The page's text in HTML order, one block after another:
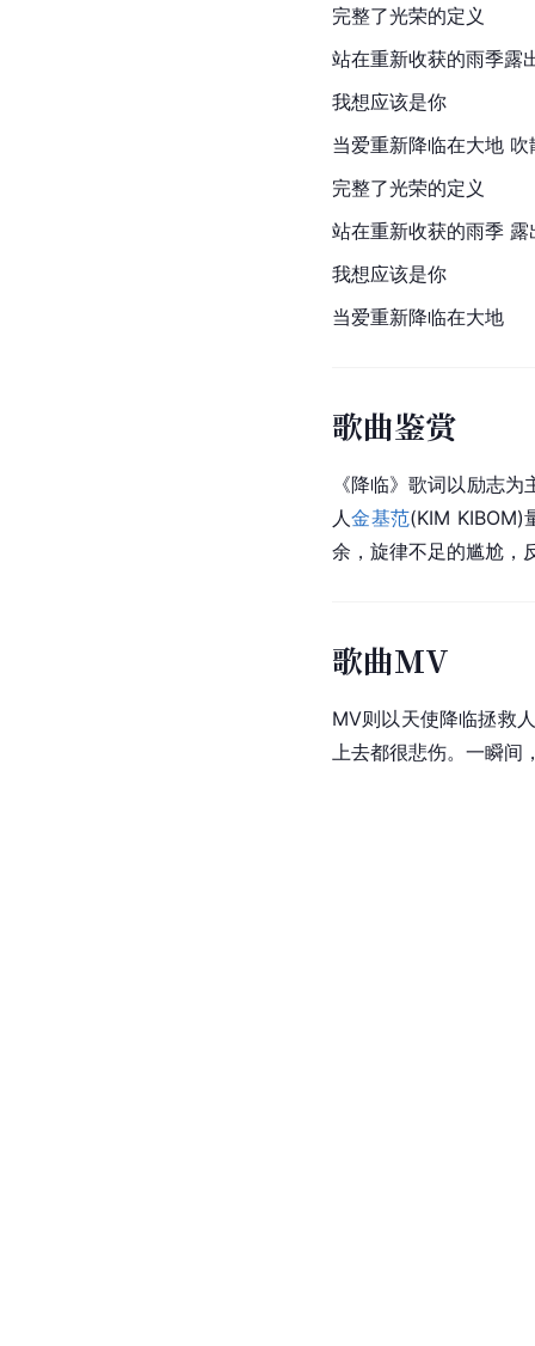
完整了光荣的定义
站在重新收获的雨季露
我想应该是你
当爱重新降临在大地
完整了光荣的定义
站在重新收获的雨季
我想应该是你
当爱重新降临在大地
歌曲鉴赏
《降临》歌词以励志
人金基范(KIM
余，旋律不足的尴尬，
歌曲MV
MV则以天使降临拯救
上去都很悲伤。一瞬